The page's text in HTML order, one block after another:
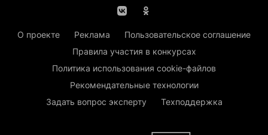
О проекте Реклама
Пользовательское соглашение
Правила участия в конкурсах
Политика использования cookie-файлов
Рекомендательные технологии
Задать вопрос эксперту
Техподдержка